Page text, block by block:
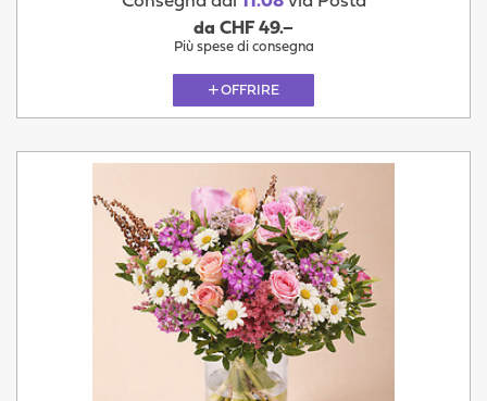
da CHF 49.–
Più spese di consegna
OFFRIRE